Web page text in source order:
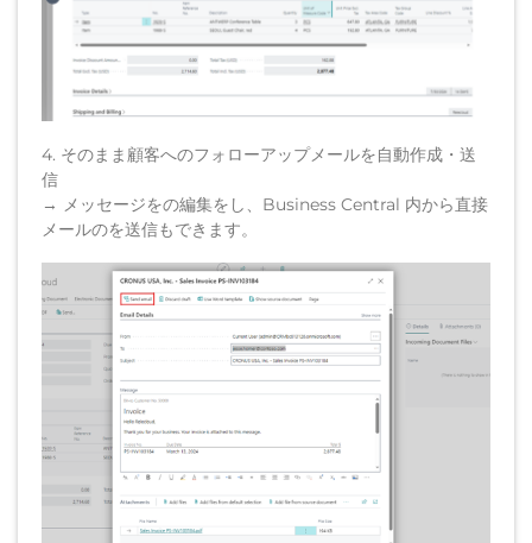
4. そのまま顧客へのフォローアップメールを自動作成・送
信
→ メッセージをの編集をし、Business Central 内から直接
メールのを送信もできます。